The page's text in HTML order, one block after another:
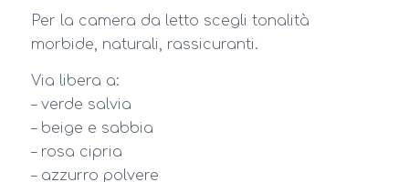
Per la camera da letto scegli tonalità
morbide, naturali, rassicuranti.
Via libera a:
– verde salvia
– beige e sabbia
– rosa cipria
– azzurro polvere